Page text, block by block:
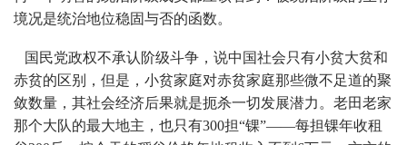
境况是统治地位稳固与否的函数。
国民党政权不承认阶级斗争，说中国社会只有小贫大贫和
赤贫的区别，但是，小贫家庭对赤贫家庭那些微不足道的聚
敛数量，其社会经济后果就是扼杀一切发展潜力。老田老家
那个大队的最大地主，也只有300担“锞”——每担锞年收租